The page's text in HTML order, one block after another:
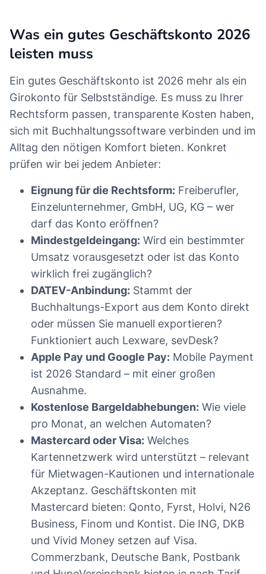
Was ein gutes Geschäftskonto 2026
leisten muss
Ein gutes Geschäftskonto ist 2026 mehr als ein
Girokonto für Selbstständige. Es muss zu Ihrer
Rechtsform passen, transparente Kosten haben,
sich mit Buchhaltungssoftware verbinden und im
Alltag den nötigen Komfort bieten. Konkret
prüfen wir bei jedem Anbieter:
Eignung für die Rechtsform: Freiberufler,
Einzelunternehmer, GmbH, UG, KG – wer
darf das Konto eröffnen?
Mindestgeldeingang: Wird ein bestimmter
Umsatz vorausgesetzt oder ist das Konto
wirklich frei zugänglich?
DATEV-Anbindung: Stammt der
Buchhaltungs-Export aus dem Konto direkt
oder müssen Sie manuell exportieren?
Funktioniert auch Lexware, sevDesk?
Apple Pay und Google Pay: Mobile Payment
ist 2026 Standard – mit einer großen
Ausnahme.
Kostenlose Bargeldabhebungen: Wie viele
pro Monat, an welchen Automaten?
Mastercard oder Visa: Welches
Kartennetzwerk wird unterstützt – relevant
für Mietwagen-Kautionen und internationale
Akzeptanz. Geschäftskonten mit
Mastercard bieten: Qonto, Fyrst, Holvi, N26
Business, Finom und Kontist. Die ING, DKB
und Vivid Money setzen auf Visa.
Commerzbank, Deutsche Bank, Postbank